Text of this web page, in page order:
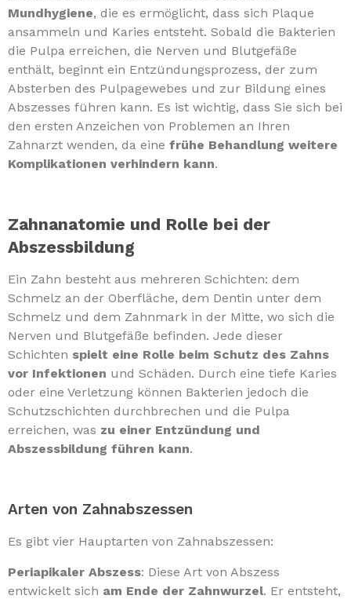
Mundhygiene, die es ermöglicht, dass sich Plaque
ansammeln und Karies entsteht. Sobald die Bakterien
die Pulpa erreichen, die Nerven und Blutgefäße
enthält, beginnt ein Entzündungsprozess, der zum
Absterben des Pulpagewebes und zur Bildung eines
Abszesses führen kann. Es ist wichtig, dass Sie sich bei
den ersten Anzeichen von Problemen an Ihren
Zahnarzt wenden, da eine frühe Behandlung weitere
Komplikationen verhindern kann.
Zahnanatomie und Rolle bei der
Abszessbildung
Ein Zahn besteht aus mehreren Schichten: dem
Schmelz an der Oberfläche, dem Dentin unter dem
Schmelz und dem Zahnmark in der Mitte, wo sich die
Nerven und Blutgefäße befinden. Jede dieser
Schichten spielt eine Rolle beim Schutz des Zahns
vor Infektionen und Schäden. Durch eine tiefe Karies
oder eine Verletzung können Bakterien jedoch die
Schutzschichten durchbrechen und die Pulpa
erreichen, was zu einer Entzündung und
Abszessbildung führen kann.
Arten von Zahnabszessen
Es gibt vier Hauptarten von Zahnabszessen:
Periapikaler Abszess: Diese Art von Abszess
entwickelt sich am Ende der Zahnwurzel. Er entsteht,